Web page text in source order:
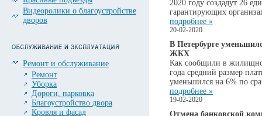
Видеоролики о благоустройстве
дворов
Ремонт и обслуживание
Ремонт
Уборка
Дороги, парковка
Благоустройство двора
Кровля и фасад
2020 году создадут 26
гарантирующих
подробнее »
20-02-2020
В Петербурге
ЖКХ
Как сообщили в
года средний размер
уменьшился на 6% по
подробнее »
19-02-2020
Отмена банковской